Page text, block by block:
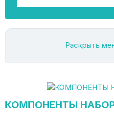
Раскрыть
КОМПОНЕНТЫ